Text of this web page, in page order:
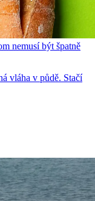
nemusí být špatně
vláha v půdě. Stačí